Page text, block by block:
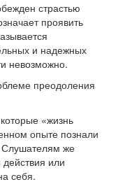
страстью
проявить
и надежных
невозможно.
преодоления
«жизнь
опыте познали
Слушателям же
действия или
себя.